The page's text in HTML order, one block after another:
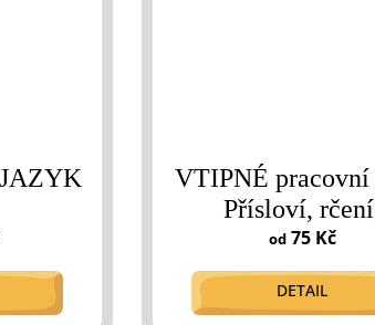
VTIPNÉ
Přísloví,
pranostiky
od75 Kč
DETAIL